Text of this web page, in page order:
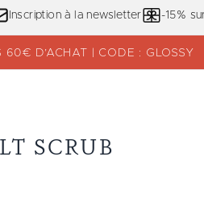
Inscription à la newsletter -15%
D’ACHAT | CODE : GLOSSY
SCRUB